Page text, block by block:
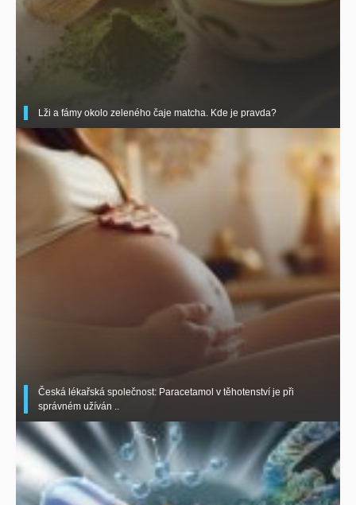
Lži a fámy okolo zeleného čaje matcha. Kde je pravda?
Česká lékařská společnost: Paracetamol v těhotenství je při
správném užíván ..